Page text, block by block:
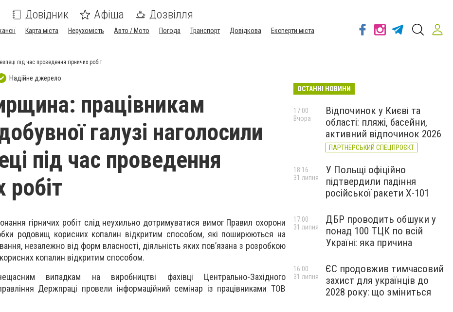
Довідник Афіша Дозвілля
Карта міста Нерухомість Авто / Мото Погода Транспорт Довідкова
Експерти міста
під час проведення гірничих робіт
Надійне джерело
працівникам
галузі наголосили
під час проведення
робіт
гірничих робіт слід неухильно дотримуватися вимог Правил охорони
родовищ корисних копалин відкритим способом, які поширюються на
незалежно від форм власності, діяльність яких пов’язана з розробкою
копалин відкритим способом.
випадкам на виробництві фахівці Центрально-Західного
Держпраці провели інформаційний семінар із працівниками ТОВ
ОСТАННІ НОВИНИ
Відпочинок у Києві та
області: пляжі, басейни,
активний відпочинок 2026
ПАРТНЕРСЬКИЙ СПЕЦПРОЄКТ
17:00
Вчора
У Польщі офіційно
підтвердили падіння
російської ракети Х-101
18:16
31 липня
ДБР проводить обшуки у
понад 100 ТЦК по всій
Україні: яка причина
17:00
31 липня
ЄС продовжив тимчасовий
захист для українців до
2028 року: що зміниться
16:00
31 липня